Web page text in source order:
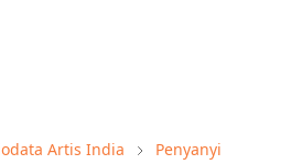
Artis India Penyanyi